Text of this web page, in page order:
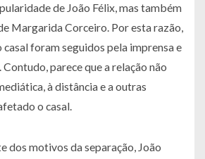
de João Félix, mas também
Margarida Corceiro. Por esta razão,
foram seguidos pela imprensa e
parece que a relação não
à distância e a outras
o casal.
dos motivos da separação, João